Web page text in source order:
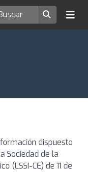
dispuesto
Sociedad de la
(LSSI-CE) de 11 de